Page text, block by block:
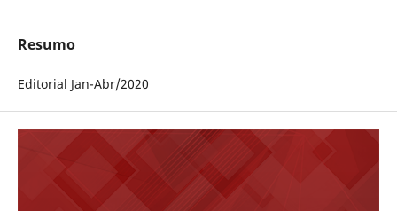
Resumo
Editorial Jan-Abr/2020